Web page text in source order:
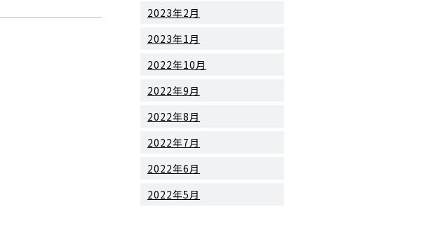
2023年2月
2023年1月
2022年10月
2022年9月
2022年8月
2022年7月
2022年6月
2022年5月